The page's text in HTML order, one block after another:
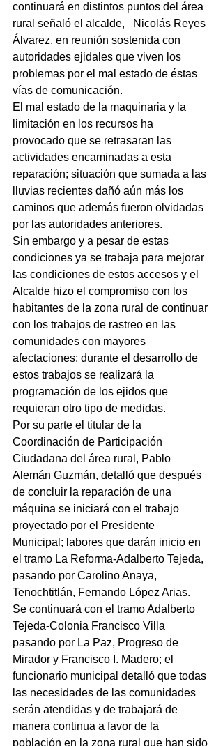
continuará en distintos puntos del área
rural señaló el alcalde,   Nicolás Reyes
Álvarez, en reunión sostenida con
autoridades ejidales que viven los
problemas por el mal estado de éstas
vías de comunicación.
El mal estado de la maquinaria y la
limitación en los recursos ha
provocado que se retrasaran las
actividades encaminadas a esta
reparación; situación que sumada a las
lluvias recientes dañó aún más los
caminos que además fueron olvidadas
por las autoridades anteriores.
Sin embargo y a pesar de estas
condiciones ya se trabaja para mejorar
las condiciones de estos accesos y el
Alcalde hizo el compromiso con los
habitantes de la zona rural de continuar
con los trabajos de rastreo en las
comunidades con mayores
afectaciones; durante el desarrollo de
estos trabajos se realizará la
programación de los ejidos que
requieran otro tipo de medidas.
Por su parte el titular de la
Coordinación de Participación
Ciudadana del área rural, Pablo
Alemán Guzmán, detalló que después
de concluir la reparación de una
máquina se iniciará con el trabajo
proyectado por el Presidente
Municipal; labores que darán inicio en
el tramo La Reforma-Adalberto Tejeda,
pasando por Carolino Anaya,
Tenochtitlán, Fernando López Arias.
Se continuará con el tramo Adalberto
Tejeda-Colonia Francisco Villa
pasando por La Paz, Progreso de
Mirador y Francisco I. Madero; el
funcionario municipal detalló que todas
las necesidades de las comunidades
serán atendidas y de trabajará de
manera continua a favor de la
población en la zona rural que han sido